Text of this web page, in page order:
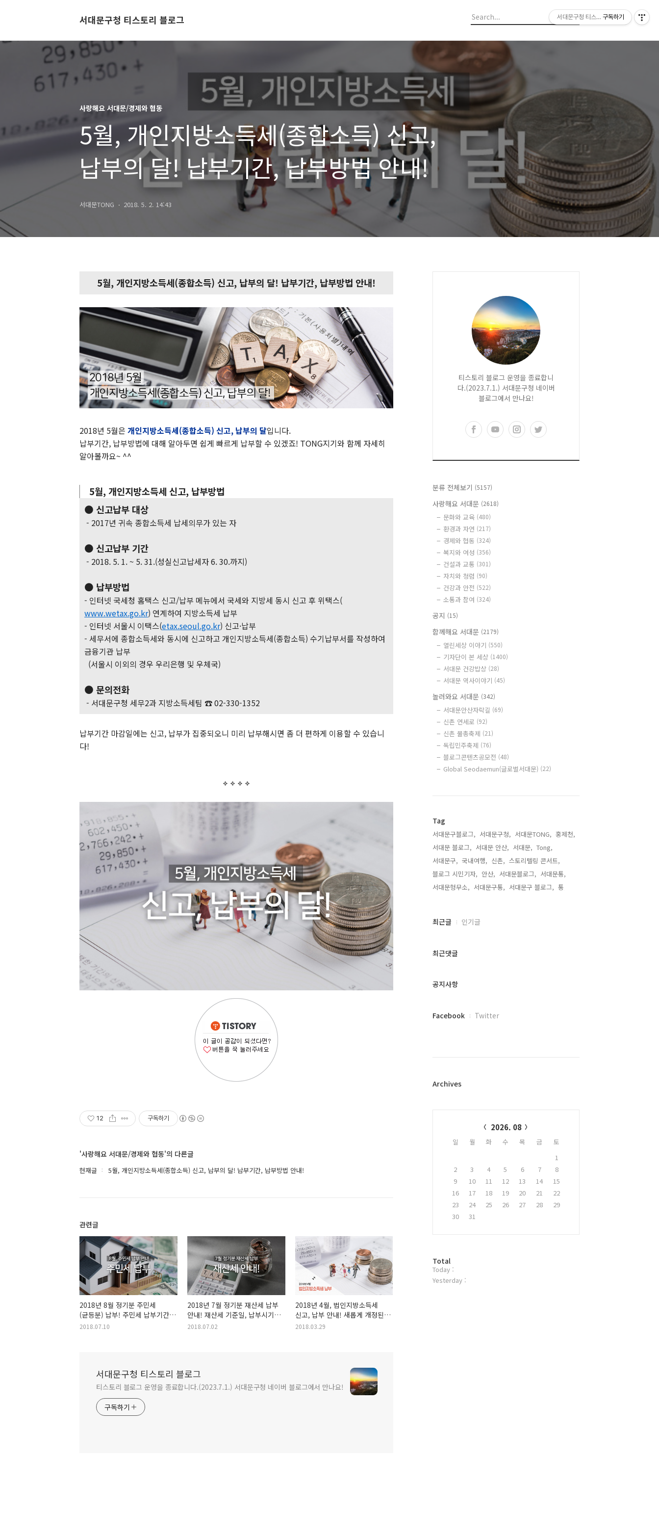
서대문구청 티스토리 블로그
사랑해요 서대문/경제와 협동
5월, 개인지방소득세(종합소득) 신고,
납부의 달! 납부기간, 납부방법 안내!
서대문TONG 2018. 5. 2. 14:43
5월, 개인지방소득세(종합소득) 신고, 납부의 달! 납부기간, 납부방법 안내!
2018년 5월은 개인지방소득세(종합소득) 신고, 납부의 달입니다.
납부기간, 납부방법에 대해 알아두면 쉽게 빠르게 납부할 수 있겠죠! TONG지기와 함께 자세히
알아볼까요~ ^^
5월, 개인지방소득세 신고, 납부방법
● 신고납부 대상
- 2017년 귀속 종합소득세 납세의무가 있는 자
● 신고납부 기간
- 2018. 5. 1. ~ 5. 31.(성실신고납세자 6. 30.까지)
● 납부방법
- 인터넷 국세청 홈택스 신고/납부 메뉴에서 국세와 지방세 동시 신고 후 위택스(
www.wetax.go.kr) 연계하여 지방소득세 납부
- 인터넷 서울시 이택스(etax.seoul.go.kr) 신고·납부
- 세무서에 종합소득세와 동시에 신고하고 개인지방소득세(종합소득) 수기납부서를 작성하여
금융기관 납부
(서울시 이외의 경우 우리은행 및 우체국)
● 문의전화
- 서대문구청 세무2과 지방소득세팀 ☎ 02-330-1352
납부기간 마감일에는 신고, 납부가 집중되오니 미리 납부해시면 좀 더 편하게 이용할 수 있습니
다!
12 구독하기
'사랑해요 서대문/경제와 협동'의 다른글
현재글 5월, 개인지방소득세(종합소득) 신고, 납부의 달! 납부기간, 납부방법 안내!
관련글
2018년 8월 정기분 주민세
(균등분) 납부! 주민세 납부기간,
납부방법 안내!
2018.07.10
2018년 7월 정기분 재산세 납부
안내! 재산세 기준일, 납부시기
안내!
2018.07.02
2018년 4월, 법인지방소득세
신고, 납부 안내! 새롭게 개정된
내용은?
2018.03.29
서대문구청 티스토리 블로그
티스토리 블로그 운영을 종료합니다.(2023.7.1.) 서대문구청 네이버 블로그에서 만나요!
구독하기
티스토리 블로그 운영을 종료합니
다.(2023.7.1.) 서대문구청 네이버
블로그에서 만나요!
분류 전체보기 (5157)
사랑해요 서대문 (2618)
문화와 교육 (480)
환경과 자연 (217)
경제와 협동 (324)
복지와 여성 (356)
건설과 교통 (301)
자치와 청렴 (90)
건강과 안전 (522)
소통과 참여 (324)
공지 (15)
함께해요 서대문 (2179)
열린세상 이야기 (550)
기자단이 본 세상 (1400)
서대문 건강밥상 (28)
서대문 역사이야기 (45)
놀러와요 서대문 (342)
서대문안산자락길 (69)
신촌 연세로 (92)
신촌 물총축제 (21)
독립민주축제 (76)
블로그콘텐츠공모전 (48)
Global Seodaemun(글로벌서대문) (22)
Tag
서대문구블로그, 서대문구청, 서대문TONG, 홍제천,
서대문 블로그, 서대문 안산, 서대문, Tong,
서대문구, 국내여행, 신촌, 스토리텔링 콘서트,
블로그 시민기자, 안산, 서대문블로그, 서대문통,
서대문형무소, 서대문구통, 서대문구 블로그, 통,
최
과
글
최근글 인기글
최근댓글
공지사항
페
플
Facebook Twitter
Archives
2026. 08
일 월 화 수 목 금
토
1
2
3 4 5 6 7
8
9
10 11 12 13 14
15
16
17 18 19 20 21
22
23
24 25 26 27 28
29
30
31
방
문
자
Total
Today :
Yesterday :
서대문구청 티스토리 블로그
구독하기